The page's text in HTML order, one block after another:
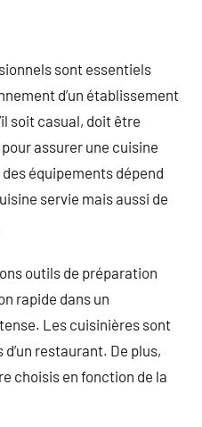
sont essentiels
d’un établissement
soit casual, doit être
assurer une cuisine
équipements dépend
servie mais aussi de
outils de préparation
rapide dans un
Les cuisinières sont
restaurant. De plus,
choisis en fonction de la